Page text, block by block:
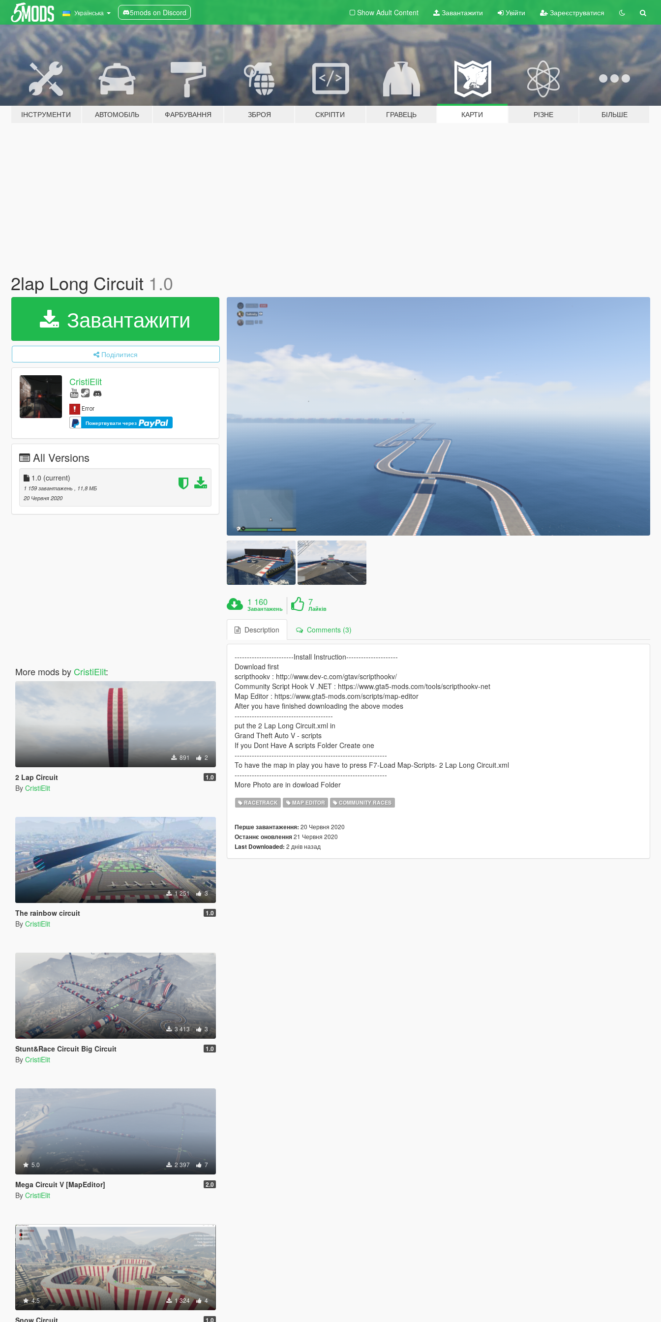
Українська 5mods on Discord Show Adult Content Завантажити Увійти Зареєструватися
ІНСТРУМЕНТИ АВТОМОБІЛЬ ФАРБУВАННЯ ЗБРОЯ СКРІПТИ ГРАВЕЦЬ КАРТИ РІЗНЕ БІЛЬШЕ
2lap Long Circuit 1.0
Завантажити
Поділитися
CristiElit
Пожертвувати через
All Versions
1.0 (current)
1 159 завантажень
, 11,8 МБ
20 Червня 2020
More mods by CristiElit:
891 2
2 Lap Circuit 1.0
By CristiElit
1 251 3
The rainbow circuit 1.0
By CristiElit
3 413 3
Stunt&Race Circuit Big Circuit 1.0
By CristiElit
5.0 2 397 7
Mega Circuit V [MapEditor] 2.0
By CristiElit
4.5 1 324 4
Snow Circuit 1.0
1 160
Завантажень
7
Лайків
Description Comments (3)
------------------------Install Instruction---------------------
Download first
scripthookv : http://www.dev-c.com/gtav/scripthookv/
Community Script Hook V .NET : https://www.gta5-mods.com/tools/scripthookv-net
Map Editor : https://www.gta5-mods.com/scripts/map-editor
After you have finished downloading the above modes
----------------------------------------
put the 2 Lap Long Circuit.xml in
Grand Theft Auto V - scripts
If you Dont Have A scripts Folder Create one
--------------------------------------------------------------
To have the map in play you have to press F7-Load Map-Scripts- 2 Lap Long Circuit.xml
--------------------------------------------------------------
More Photo are in dowload Folder
RACETRACK MAP EDITOR COMMUNITY RACES
Перше завантаження: 20 Червня 2020
Останнє оновлення21 Червня 2020
Last Downloaded: 2 днів назад